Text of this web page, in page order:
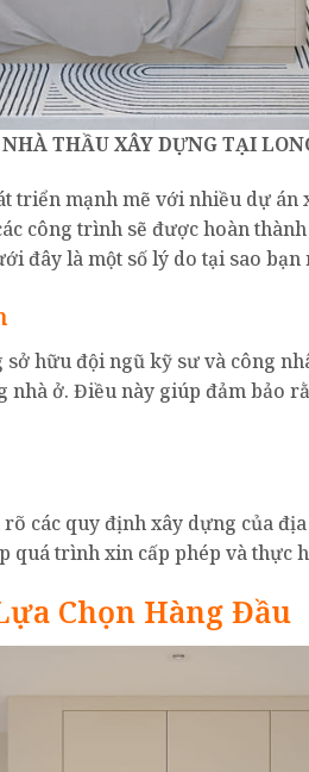
NHÀ THẦU XÂY DỰNG TẠI
triển mạnh mẽ với nhiều dự án
công trình sẽ được hoàn
đây là một số lý do tại sao
hữu đội ngũ kỹ sư và công
ở. Điều này giúp đảm bảo
các quy định xây dựng của
quá trình xin cấp phép và thực
Chọn Hàng Đầu